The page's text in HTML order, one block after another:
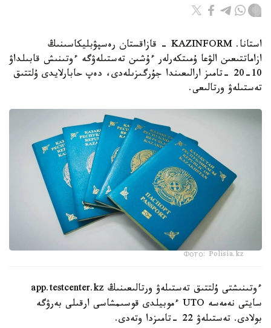
استانا. KAZINFORM - قازاقستان رەسپۋبليكاسىنىڭ
ازاماتتىعىن الۋعا ۇمىتكەرلەر ءۇشىن تەستىلەۋگە ءوتىنىش قابىلداۋ
10-20 -تامىز ارالىعىندا جۇرگىزىلەدى، دەپ حابارلايدى ۇلتتىق
تەستىلەۋ ورتالىعى.
Фото: Polisia.kz
ءوتىنىشتى ۇلتتىق تەستىلەۋ ورتالىعىنىڭ app.testcenter.kz
سايتى نەمەسە UTO ءموبيلدى قوسىمشاسى ارقىلى بەرۋگە
بولادى. تەستىلەۋ 22 -تامىزدا وتەدى.